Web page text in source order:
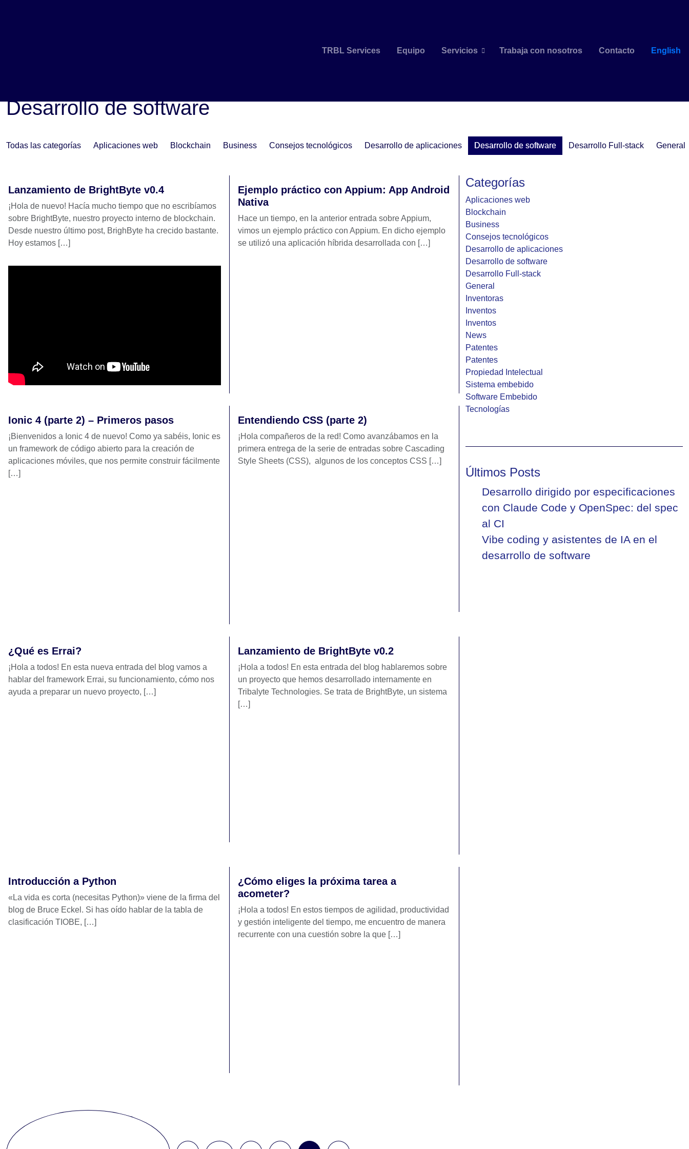
TRBL Services Equipo Servicios Trabaja con nosotros Contacto English
Desarrollo de software
Todas las categorías Aplicaciones web Blockchain Business Consejos tecnológicos Desarrollo de aplicaciones Desarrollo de software Desarrollo Full-stack General
Lanzamiento de BrightByte v0.4
¡Hola de nuevo! Hacía mucho tiempo que no escribíamos
sobre BrightByte, nuestro proyecto interno de blockchain.
Desde nuestro último post, BrighByte ha crecido bastante.
Hoy estamos […]
Ejemplo práctico con Appium: App Android
Nativa
Hace un tiempo, en la anterior entrada sobre Appium,
vimos un ejemplo práctico con Appium. En dicho ejemplo
se utilizó una aplicación híbrida desarrollada con […]
Ionic 4 (parte 2) – Primeros pasos
¡Bienvenidos a Ionic 4 de nuevo! Como ya sabéis, Ionic es
un framework de código abierto para la creación de
aplicaciones móviles, que nos permite construir fácilmente
[…]
Entendiendo CSS (parte 2)
¡Hola compañeros de la red! Como avanzábamos en la
primera entrega de la serie de entradas sobre Cascading
Style Sheets (CSS), algunos de los conceptos CSS […]
¿Qué es Errai?
¡Hola a todos! En esta nueva entrada del blog vamos a
hablar del framework Errai, su funcionamiento, cómo nos
ayuda a preparar un nuevo proyecto, […]
Lanzamiento de BrightByte v0.2
¡Hola a todos! En esta entrada del blog hablaremos sobre
un proyecto que hemos desarrollado internamente en
Tribalyte Technologies. Se trata de BrightByte, un sistema
[…]
Introducción a Python
«La vida es corta (necesitas Python)» viene de la firma del
blog de Bruce Eckel. Si has oído hablar de la tabla de
clasificación TIOBE, […]
¿Cómo eliges la próxima tarea a
acometer?
¡Hola a todos! En estos tiempos de agilidad, productividad
y gestión inteligente del tiempo, me encuentro de manera
recurrente con una cuestión sobre la que […]
Categorías
Aplicaciones web
Blockchain
Business
Consejos tecnológicos
Desarrollo de aplicaciones
Desarrollo de software
Desarrollo Full-stack
General
Inventoras
Inventos
Inventos
News
Patentes
Patentes
Propiedad Intelectual
Sistema embebido
Software Embebido
Tecnologías
Últimos Posts
Desarrollo dirigido por especificaciones
con Claude Code y OpenSpec: del spec
al CI
Vibe coding y asistentes de IA en el
desarrollo de software